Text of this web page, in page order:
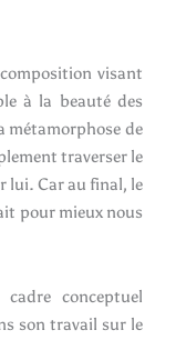
visant
à la beauté des
métamorphose de
traverser le
lui. Car au final, le
pour mieux nous
conceptuel
son travail sur le